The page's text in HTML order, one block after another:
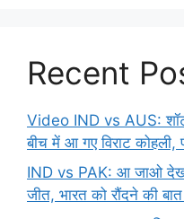
Recent
Video IND vs AUS: शॉर्ट
बीच में आ गए विराट
IND vs PAK: आ जाओ देख
जीत, भारत को रौंदने की